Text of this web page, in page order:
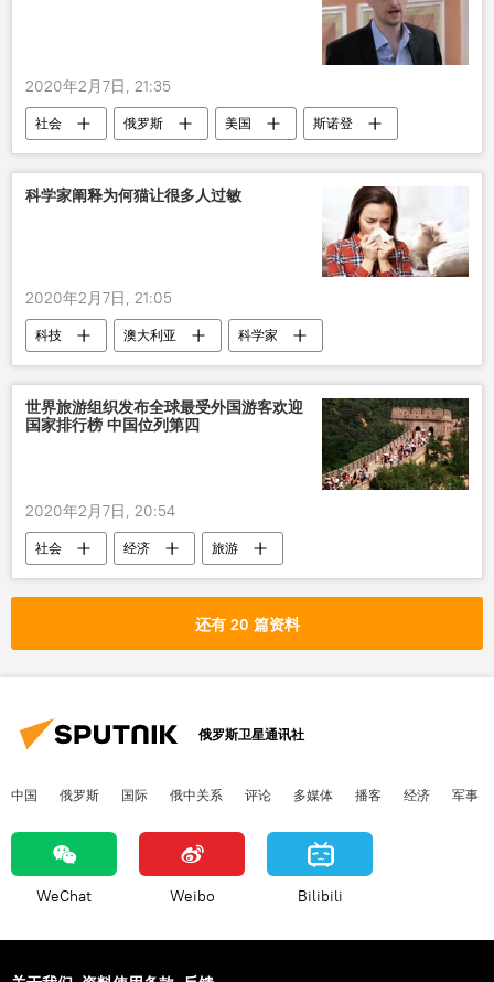
2020年2月7日, 21:35
社会 俄罗斯 美国
斯诺登
律师
科学家阐释为何猫让很多人过敏
2020年2月7日, 21:05
科技 澳大利亚
科学家
过敏
动物 研究
世界旅游组织发布全球最受外国游客欢迎
国家排行榜 中国位列第四
2020年2月7日, 20:54
社会 经济 旅游
还有 20 篇资料
俄罗斯卫星通讯社
中国 俄罗斯 国际 俄中关系 评论 多媒体 播客 经济 军事
WeChat Weibo Bilibili